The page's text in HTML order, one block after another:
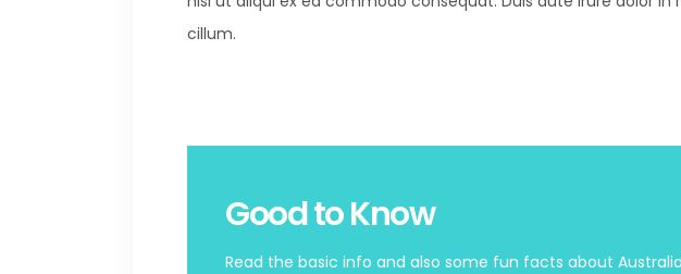
cillum.
Good to Know
Read the basic info and also some fun facts about